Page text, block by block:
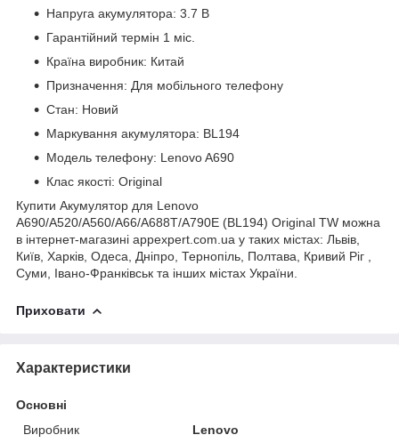
Напруга акумулятора: 3.7 В
Гарантійний термін 1 міс.
Країна виробник: Китай
Призначення: Для мобільного телефону
Стан: Новий
Маркування акумулятора: BL194
Модель телефону: Lenovo A690
Клас якості: Original
Купити Акумулятор для Lenovo
A690/A520/A560/A66/A688T/A790E (BL194) Original TW можна
в інтернет-магазині appexpert.com.ua у таких містах: Львів,
Київ, Харків, Одеса, Дніпро, Тернопіль, Полтава, Кривий Ріг ,
Суми, Івано-Франківськ та інших містах України.
Приховати
Характеристики
Основні
Виробник
Lenovo